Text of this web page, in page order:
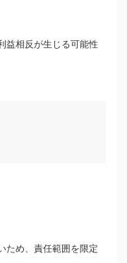
益相反が生じる可能性
ため、責任範囲を限定